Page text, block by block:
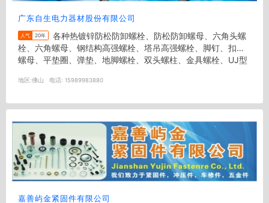
广东自生电力器材股份有限公司
人气 20年
栓、六角螺母、钢结构高强螺栓、塔吊高强螺栓、脚钉、扣紧
螺母、平垫圈、弹垫、地脚螺栓、双头螺柱、金具螺栓、UJ型
地区:佛山 电话: 15989983880
嘉善屿金紧固件有限公司